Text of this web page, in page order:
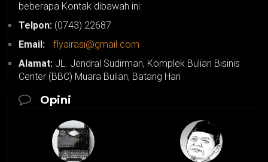
beberapa Kontak dibawah ini:
Telpon: (0743) 22687
Email:
flyairasi@gmail.com
Alamat: JL. Jendral Sudirman, Komplek Bulian Bisinis
Center (BBC) Muara Bulian, Batang Hari
Opini